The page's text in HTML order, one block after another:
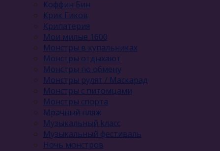
Коффин Бин
Крик Гиков
Крипатерия
Мои милые 1600
Монстры в купальниках
Монстры отдыхают
Монстры по обмену
Монстры рулят / Маскарад
Монстры с питомцами
Монстры спорта
Мрачный пляж
Музыкальный kласс
Музыкальный фестиваль
Ночь монстров